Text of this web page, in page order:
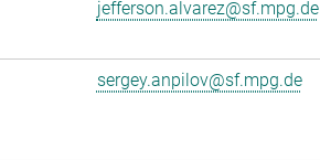
jefferson.alvarez@sf.mpg.de
sergey.anpilov@sf.mpg.de